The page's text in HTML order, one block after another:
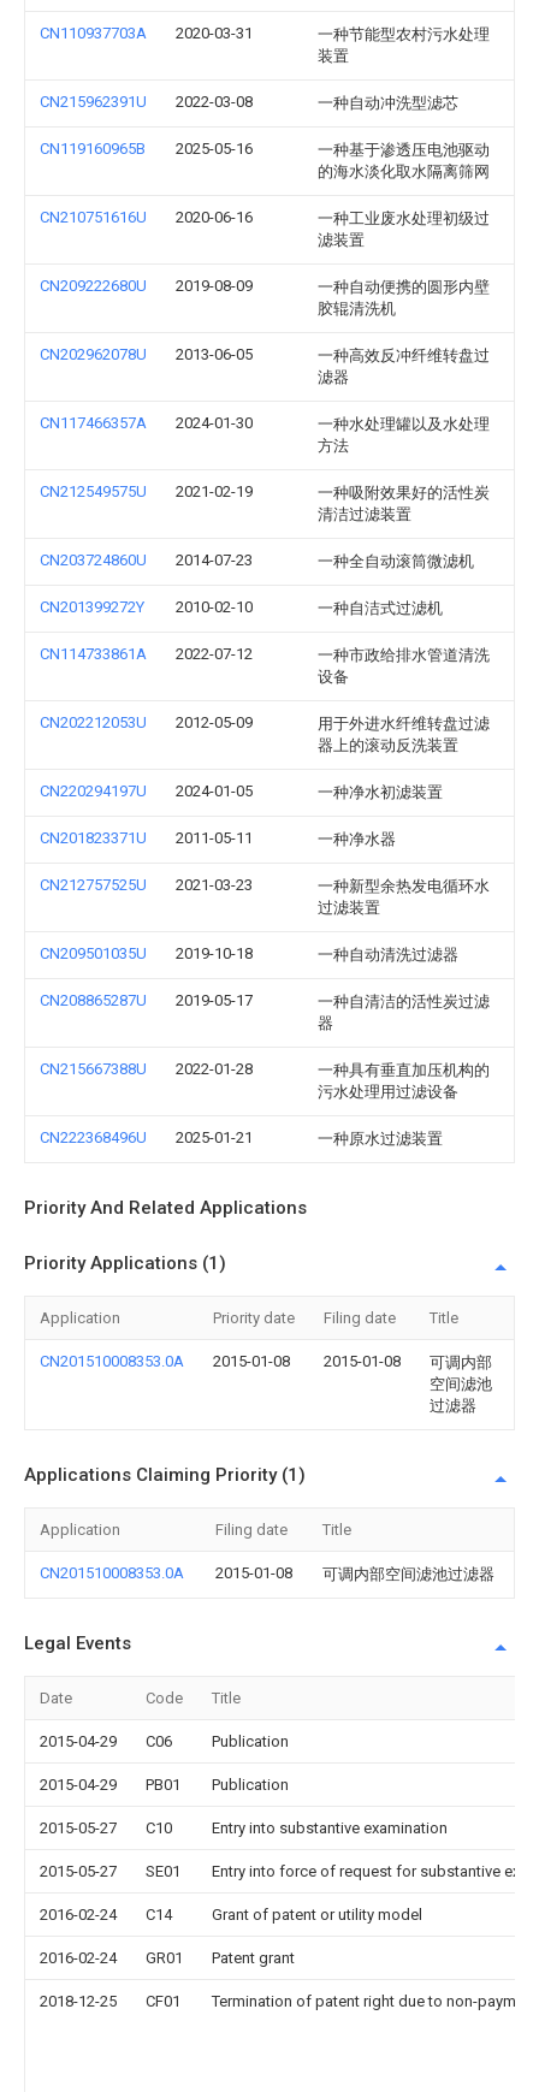
CN110937703A 2020-03-31
一种节能型农村污水处理
装置
CN215962391U 2022-03-08 一种自动冲洗型滤芯
CN119160965B 2025-05-16
一种基于渗透压电池驱动
的海水淡化取水隔离筛网
CN210751616U 2020-06-16
一种工业废水处理初级过
滤装置
CN209222680U 2019-08-09
一种自动便携的圆形内壁
胶辊清洗机
CN202962078U 2013-06-05
一种高效反冲纤维转盘过
滤器
CN117466357A 2024-01-30
一种水处理罐以及水处理
方法
CN212549575U 2021-02-19
一种吸附效果好的活性炭
清洁过滤装置
CN203724860U 2014-07-23 一种全自动滚筒微滤机
CN201399272Y 2010-02-10 一种自洁式过滤机
CN114733861A 2022-07-12
一种市政给排水管道清洗
设备
CN202212053U 2012-05-09
用于外进水纤维转盘过滤
器上的滚动反洗装置
CN220294197U 2024-01-05 一种净水初滤装置
CN201823371U 2011-05-11 一种净水器
CN212757525U 2021-03-23
一种新型余热发电循环水
过滤装置
CN209501035U 2019-10-18 一种自动清洗过滤器
CN208865287U 2019-05-17
一种自清洁的活性炭过滤
器
CN215667388U 2022-01-28
一种具有垂直加压机构的
污水处理用过滤设备
CN222368496U 2025-01-21 一种原水过滤装置
Priority And Related Applications
Priority Applications (1)
Application Priority date Filing date Title
CN201510008353.0A 2015-01-08 2015-01-08
可调内部
空间滤池
过滤器
Applications Claiming Priority (1)
Application Filing date Title
CN201510008353.0A 2015-01-08 可调内部空间滤池过滤器
Legal Events
Date Code Title
2015-04-29 C06 Publication
2015-04-29 PB01 Publication
2015-05-27 C10 Entry into substantive examination
2015-05-27 SE01 Entry into force of request for substantive
2016-02-24 C14 Grant of patent or utility model
2016-02-24 GR01 Patent grant
2018-12-25 CF01 Termination of patent right due to non-